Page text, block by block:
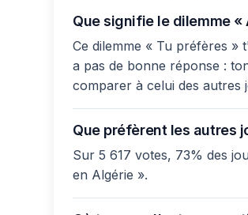
Que signifie le dilemme «
Ce dilemme « Tu préfères
a pas de bonne réponse :
comparer à celui des autres
Que préfèrent les autres
Sur 5 617 votes, 73% des
en Algérie ».